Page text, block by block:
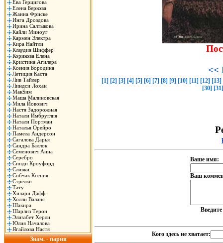
Ева Герцигова
Елена Беркова
Жанна Фриске
Инга Дроздова
Ирина Салтыкова
Кайли Миноуг
Кармен Электра
Кира Найтли
Клаудия Шиффер
Корикова Елена
Кристина Агилера
Ксения Бородина
Летиция Каста
Лив Тайлер
Линдси Лохан
МакSим
Маша Малиновская
Мила Йовович
Настя Задорожная
Натали Имбруглия
Натали Портман
Наталья Орейро
Памела Андерсон
Сагалова Дарья
Сандра Баллок
Семенович Анна
Серебро
Синди Кроуфорд
Сливки
Собчак Ксения
Стрелки
Тату
Хилари Дафф
Холли Валанс
Шакира
Шарлиз Терон
Элизабет Херли
Юлия Началова
Ягайлова Настя
Знам. - парни
<<
[1] [2] [3] [4] [5] [6] [7] [8] [9] [10] [11] [12] [13]
[30] [31]
Ваше имя:
Ваш
Кого здесь не хватает: